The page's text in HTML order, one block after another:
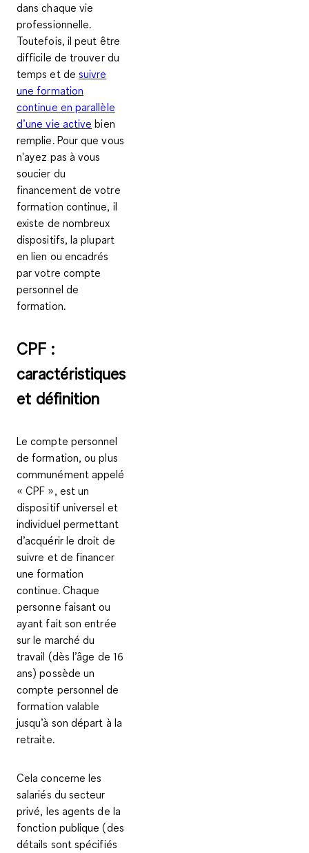
dans chaque vie
professionnelle.
Toutefois, il peut être
difficile de trouver du
temps et de suivre
une formation
continue en parallèle
d’une vie active bien
remplie. Pour que vous
n'ayez pas à vous
soucier du
financement de votre
formation continue, il
existe de nombreux
dispositifs, la plupart
en lien ou encadrés
par votre compte
personnel de
formation.
CPF :
caractéristiques
et définition
Le compte personnel
de formation, ou plus
communément appelé
« CPF », est un
dispositif universel et
individuel permettant
d’acquérir ledroit de
suivre et de financer
une formation
continue. Chaque
personne faisant ou
ayant fait son entrée
sur le marché du
travail (dès l’âge de 16
ans) possède un
compte personnel de
formation valable
jusqu’à son départ à la
retraite.
Cela concerne les
salariés du secteur
privé, les agents de la
fonction publique (des
détails sont spécifiés